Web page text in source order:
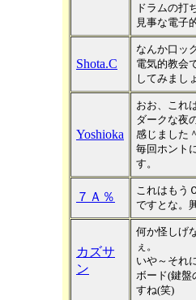
ドラムの打
見事な電子
Shota.C
なんか口ッ
電気的教会
してみまし
Yoshioka
おお、これ
ダークな夜
感じました
毎回ホント
す。
７Ａ％
これはもう
ですとな。
カズサ
ン
何か怪しげ
ぇ。
いや～それ
ボード(鍵盤
すね(笑)